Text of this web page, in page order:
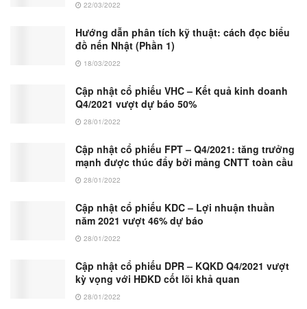
22/03/2022
Hướng dẫn phân tích kỹ thuật: cách đọc biểu
đồ nến Nhật (Phần 1)
18/03/2022
Cập nhật cổ phiếu VHC – Kết quả kinh doanh
Q4/2021 vượt dự báo 50%
28/01/2022
Cập nhật cổ phiếu FPT – Q4/2021: tăng trưởng
mạnh được thúc đẩy bởi mảng CNTT toàn cầu
28/01/2022
Cập nhật cổ phiếu KDC – Lợi nhuận thuần
năm 2021 vượt 46% dự báo
28/01/2022
Cập nhật cổ phiếu DPR – KQKD Q4/2021 vượt
kỳ vọng với HĐKD cốt lõi khả quan
28/01/2022